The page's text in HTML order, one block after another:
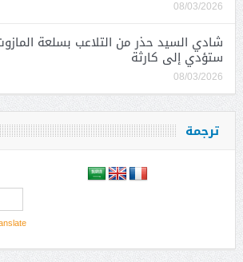
08/03/2026
شادي السيد حذر من التلاعب بسلعة
ستؤدي إلى كارثة
08/03/2026
ترجمة